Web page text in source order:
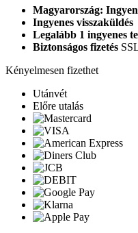
Magyarország:
Ingyenes visszaküldés
Legalább 1 ingyenes
Biztonságos fizetés
Kényelmesen fizethet
Utánvét
Előre utalás